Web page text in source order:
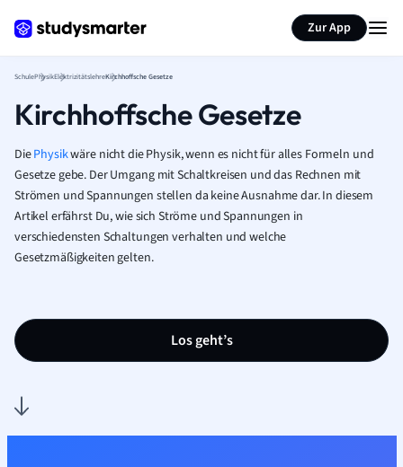
Zur App
SchulePhysikElektrizitätslehreKirchhoffsche Gesetze
Kirchhoffsche Gesetze
DiePhysikwäre nicht die Physik, wenn es nicht für alles Formeln und
Gesetze gebe. Der Umgang mit Schaltkreisen und das Rechnen mit
Strömen und Spannungen stellen da keine Ausnahme dar. In diesem
Artikel erfährst Du, wie sich Ströme und Spannungen in
verschiedensten Schaltungen verhalten und welche
Gesetzmäßigkeiten gelten.
Los geht’s
Seite zusammenfassen